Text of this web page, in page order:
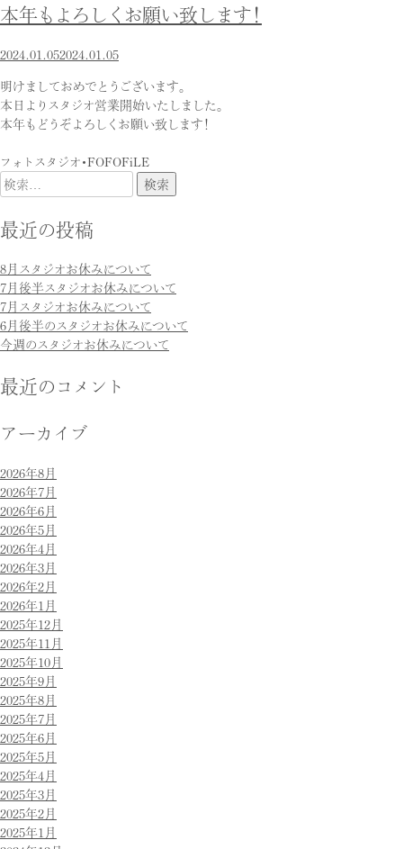
本年もよろしくお願い致します！
2024.01.052024.01.05
明けましておめでとうございます。
本日よりスタジオ営業開始いたしました。
本年もどうぞよろしくお願い致します！
フォトスタジオ・FOFOFiLE
検
索:
最近の投稿
8月スタジオお休みについて
7月後半スタジオお休みについて
7月スタジオお休みについて
6月後半のスタジオお休みについて
今週のスタジオお休みについて
最近のコメント
アーカイブ
2026年8月
2026年7月
2026年6月
2026年5月
2026年4月
2026年3月
2026年2月
2026年1月
2025年12月
2025年11月
2025年10月
2025年9月
2025年8月
2025年7月
2025年6月
2025年5月
2025年4月
2025年3月
2025年2月
2025年1月